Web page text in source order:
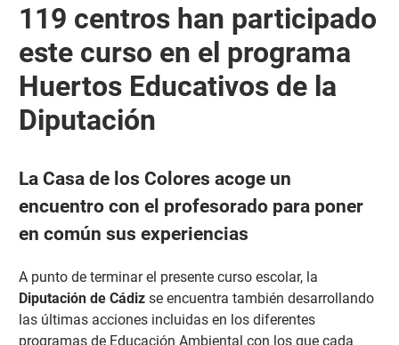
119 centros han participado
este curso en el programa
Huertos Educativos de la
Diputación
La Casa de los Colores acoge un
encuentro con el profesorado para poner
en común sus experiencias
A punto de terminar el presente curso escolar, la
Diputación de Cádizse encuentra también desarrollando
las últimas acciones incluidas en los diferentes
programas de Educación Ambiental con los que cada